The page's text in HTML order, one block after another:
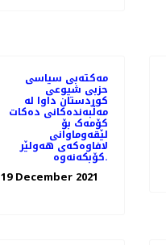
مەکتەبی سیاسی
حزبی شیوعی
کوردستان داوا لە
مەڵبەندەکانی دەکات
کۆمەک بۆ
لێقەوماوانی
لافاوەکەی هەولێر
کۆبکەنەوە.
19 December 2021